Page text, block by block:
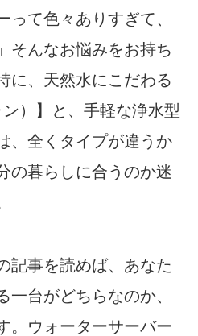
って色々ありすぎて、
そんなお悩みをお持ち
に、天然水にこだわる
ン）】と、手軽な浄水型
、全くタイプが違うか
の暮らしに合うのか迷
記事を読めば、あなた
一台がどちらなのか、
。ウォーターサーバー